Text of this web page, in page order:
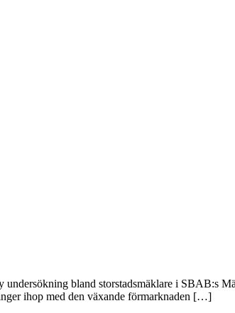
bland storstadsmäklare i SBAB:s
ihop med den växande förmarknaden […]